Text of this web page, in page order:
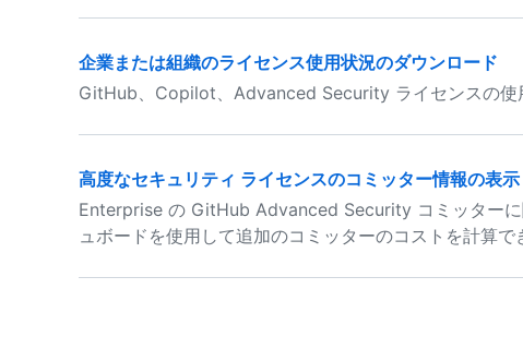
企業または組織のライセンス使用状況のダウンロード
GitHub、Copilot、Advanced Security ライセンスの使
高度なセキュリティ ライセンスのコミッター情報の表示
Enterprise の GitHub Advanced Security コミッター
ュボードを使用して追加のコミッターのコストを計算で